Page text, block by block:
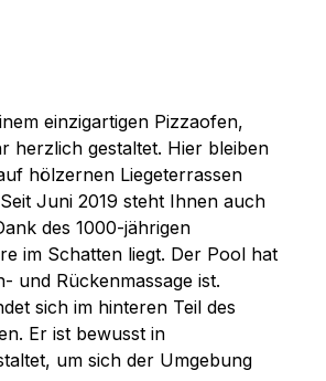
einzigartigen Pizzaofen,
herzlich gestaltet. Hier bleiben
hölzernen Liegeterrassen
Juni 2019 steht Ihnen auch
des 1000-jährigen
im Schatten liegt. Der Pool hat
und Rückenmassage ist.
sich im hinteren Teil des
Er ist bewusst in
um sich der Umgebung